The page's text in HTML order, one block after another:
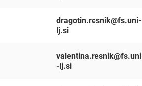
dragotin.resnik@fs.uni-
lj.si
valentina.resnik@fs.uni
-lj.si